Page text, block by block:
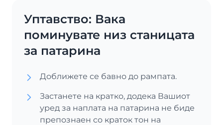
Уптавство: Вака
поминувате низ станицата
за патарина
Доближете се бавно до рампата.
Застанете на кратко, додека Вашиот
уред за наплата на патарина не биде
препознаен со краток тон на